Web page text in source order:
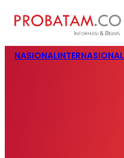
NASIONALINTERNASIONAL